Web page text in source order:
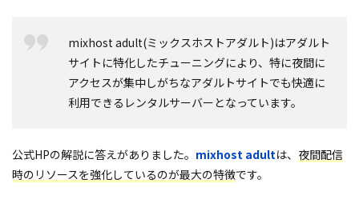
mixhost adult(ミックスホストアダルト)はアダルト
サイトに特化したチューニングにより、特に夜間に
アクセスが集中しがちなアダルトサイトでも快適に
利用できるレンタルサーバーとなっています。
公式HPの解説に答えがありました。 mixhost adultは、 夜間配信
時のリソースを強化しているのが最大の特徴です。